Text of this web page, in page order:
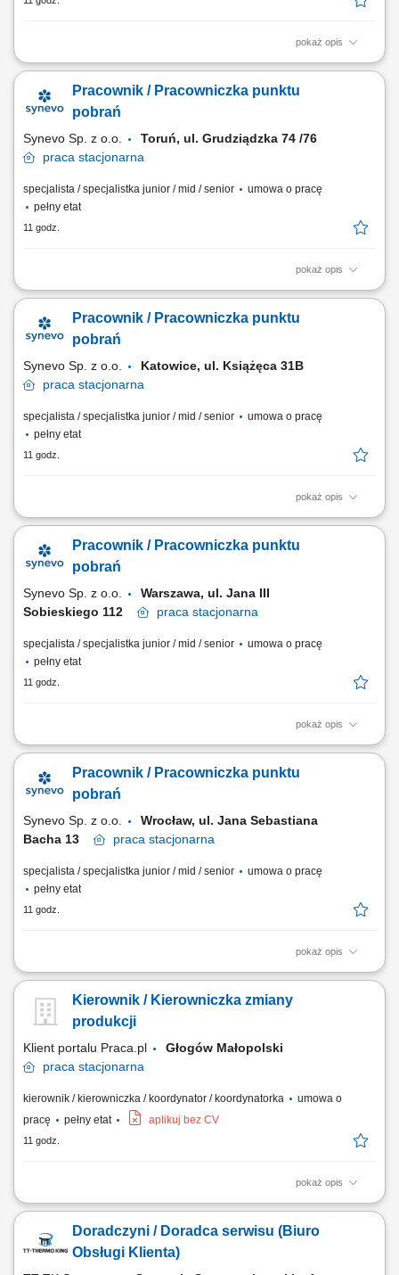
pokaż opis
Opis stanowiska: Profesjonalna obsługa osób zgłaszających się na
medycznym. Sprawne wykonywanie zabiegów medycznych związanych
z pobieraniem próbek do badań laboratoryjnych. Skrupulatne
Pracownik / Pracowniczka punktu
pobrań
Synevo Sp. z o.o.
Toruń, ul. Grudziądzka 74 /76
praca stacjonarna
specjalista / specjalistka junior / mid / senior
umowa o pracę
pełny etat
11 godz.
pokaż opis
Opis stanowiska: Profesjonalna obsługa osób zgłaszających się na
medycznym. Sprawne wykonywanie zabiegów medycznych związanych
z pobieraniem próbek do badań laboratoryjnych. Skrupulatne
Pracownik / Pracowniczka punktu
pobrań
Synevo Sp. z o.o.
Katowice, ul. Książęca 31B​
praca stacjonarna
specjalista / specjalistka junior / mid / senior
umowa o pracę
pełny etat
11 godz.
pokaż opis
Opis stanowiska: Profesjonalna obsługa osób zgłaszających się na
medycznym. Sprawne wykonywanie zabiegów medycznych związanych
z pobieraniem próbek do badań laboratoryjnych. Skrupulatne
Pracownik / Pracowniczka punktu
pobrań
Synevo Sp. z o.o.
Warszawa, ul. Jana III
Sobieskiego 112​
praca stacjonarna
specjalista / specjalistka junior / mid / senior
umowa o pracę
pełny etat
11 godz.
pokaż opis
Opis stanowiska: Profesjonalna obsługa osób zgłaszających się na
medycznym. Sprawne wykonywanie zabiegów medycznych związanych
z pobieraniem próbek do badań laboratoryjnych. Skrupulatne
Pracownik / Pracowniczka punktu
pobrań
Synevo Sp. z o.o.
Wrocław, ul. Jana Sebastiana
Bacha 13​
praca stacjonarna
specjalista / specjalistka junior / mid / senior
umowa o pracę
pełny etat
11 godz.
pokaż opis
Opis stanowiska: Profesjonalna obsługa osób zgłaszających się na
medycznym. Sprawne wykonywanie zabiegów medycznych związanych
z pobieraniem próbek do badań laboratoryjnych. Skrupulatne
Kierownik / Kierowniczka zmiany
produkcji
Klient portalu Praca.pl
Głogów Małopolski
praca stacjonarna
kierownik / kierowniczka / koordynator / koordynatorka
umowa o
pracę
pełny etat aplikuj bez CV
11 godz.
pokaż opis
Koordynowanie pracy zespołu produkcyjnego podczas zmiany oraz
produkcyjnych zgodnie z harmonogramem i obowiązującymi
standardami. Kontrola przebiegu procesów produkcyjnych oraz
Doradczyni / Doradca serwisu (Biuro
Obsługi Klienta)